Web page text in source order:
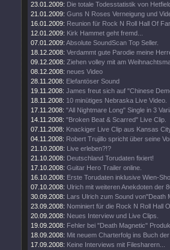
23.01.2009: Die totale Todesstatistik von
21.01.2009: Guns N Roses Verneigung und
16.01.2009: Reunion für Rock N Roll Hall Of
12.01.2009: Kirk Hammet geht fremd...
07.01.2009: Absolute SoundScan Top Seller.
18.12.2008: Verdammt gute Parodie meine
09.12.2008: Ziehen volley mit am
08.12.2008: neues Video
28.11.2008: Elefantöser Sound
19.11.2008: James freut sich auf "Chinese
18.11.2008: 10 minütiges Nebraska Live Video.
17.11.2008: "All Nightmare Long" Single in 3
14.11.2008: "Broken Beat & Scarred" Live Clip.
07.11.2008: Knackiger Live Clip aus Kansas
04.11.2008: Robert Trujillo spricht über seine
21.10.2008: Live erleben?!?
21.10.2008: Deutschland Torudaten fixiert!
17.10.2008: Guitar Hero Trailer online.
16.10.2008: Erste Torudaten inklusive Wien-
07.10.2008: Ulrich mit weiteren Anekdoten der
30.09.2008: Lars Ulrich zum Sound von"Death
23.09.2008: Nominiert für die Rock N Roll Hall
20.09.2008: Neues Interview und Live Clips.
19.09.2008: Fehler bei "Death Magnetic"
18.09.2008: Mit neuem Charterfolg ins Buch
17.09.2008: Keine Interviews mit Filesharern...